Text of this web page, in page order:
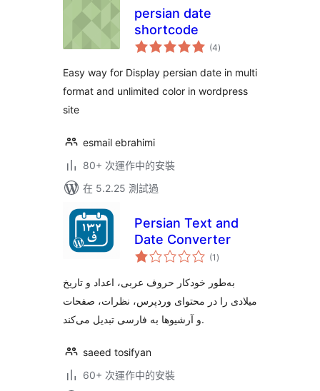
persian date
shortcode
(4總
評)
Easy way for Display persian date in multi
format and unlimited color in wordpress
site
esmail ebrahimi
80+ 次運作中的安裝
在 5.2.25 測試過
Persian Text and
Date Converter
(1 總
評)
به‌طور خودکار حروف عربی، اعداد و تاریخ
میلادی را در محتوای وردپرس، نظرات، صفحات
و آرشیوها به فارسی تبدیل می‌کند.
saeed tosifyan
60+ 次運作中的安裝